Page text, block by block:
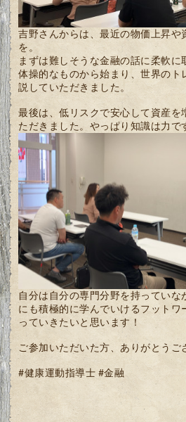
吉野さんからは、最近の物価上昇や
を。
まずは難しそうな金融の話に柔軟
体操的なものから始まり、世界のト
説していただきました。
最後は、低リスクで安心して資産を
ただきました。やっぱり知識は力で
自分は自分の専門分野を持っていな
にも積極的に学んでいけるフットワ
っていきたいと思います！
ご参加いただいた方、ありがとうご
#健康運動指導士 #金融